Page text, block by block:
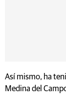
Así mismo, ha
Medina del